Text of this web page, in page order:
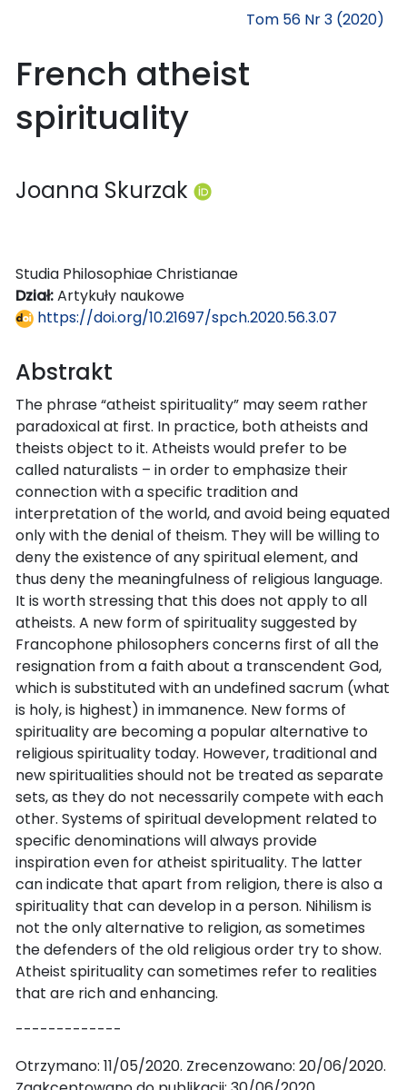
Tom 56 Nr 3 (2020)
French atheist
spirituality
Joanna Skurzak
Studia Philosophiae Christianae
Dział:Artykuły naukowe
https://doi.org/10.21697/spch.2020.56.3.07
Abstrakt
The phrase “atheist spirituality” may seem rather
paradoxical at first. In practice, both atheists and
theists object to it. Atheists would prefer to be
called naturalists – in order to emphasize their
connection with a specific tradition and
interpretation of the world, and avoid being equated
only with the denial of theism. They will be willing to
deny the existence of any spiritual element, and
thus deny the meaningfulness of religious language.
It is worth stressing that this does not apply to all
atheists. A new form of spirituality suggested by
Francophone philosophers concerns first of all the
resignation from a faith about a transcendent God,
which is substituted with an undefined sacrum (what
is holy, is highest) in immanence. New forms of
spirituality are becoming a popular alternative to
religious spirituality today. However, traditional and
new spiritualities should not be treated as separate
sets, as they do not necessarily compete with each
other. Systems of spiritual development related to
specific denominations will always provide
inspiration even for atheist spirituality. The latter
can indicate that apart from religion, there is also a
spirituality that can develop in a person. Nihilism is
not the only alternative to religion, as sometimes
the defenders of the old religious order try to show.
Atheist spirituality can sometimes refer to realities
that are rich and enhancing.
-------------
Otrzymano: 11/05/2020. Zrecenzowano: 20/06/2020.